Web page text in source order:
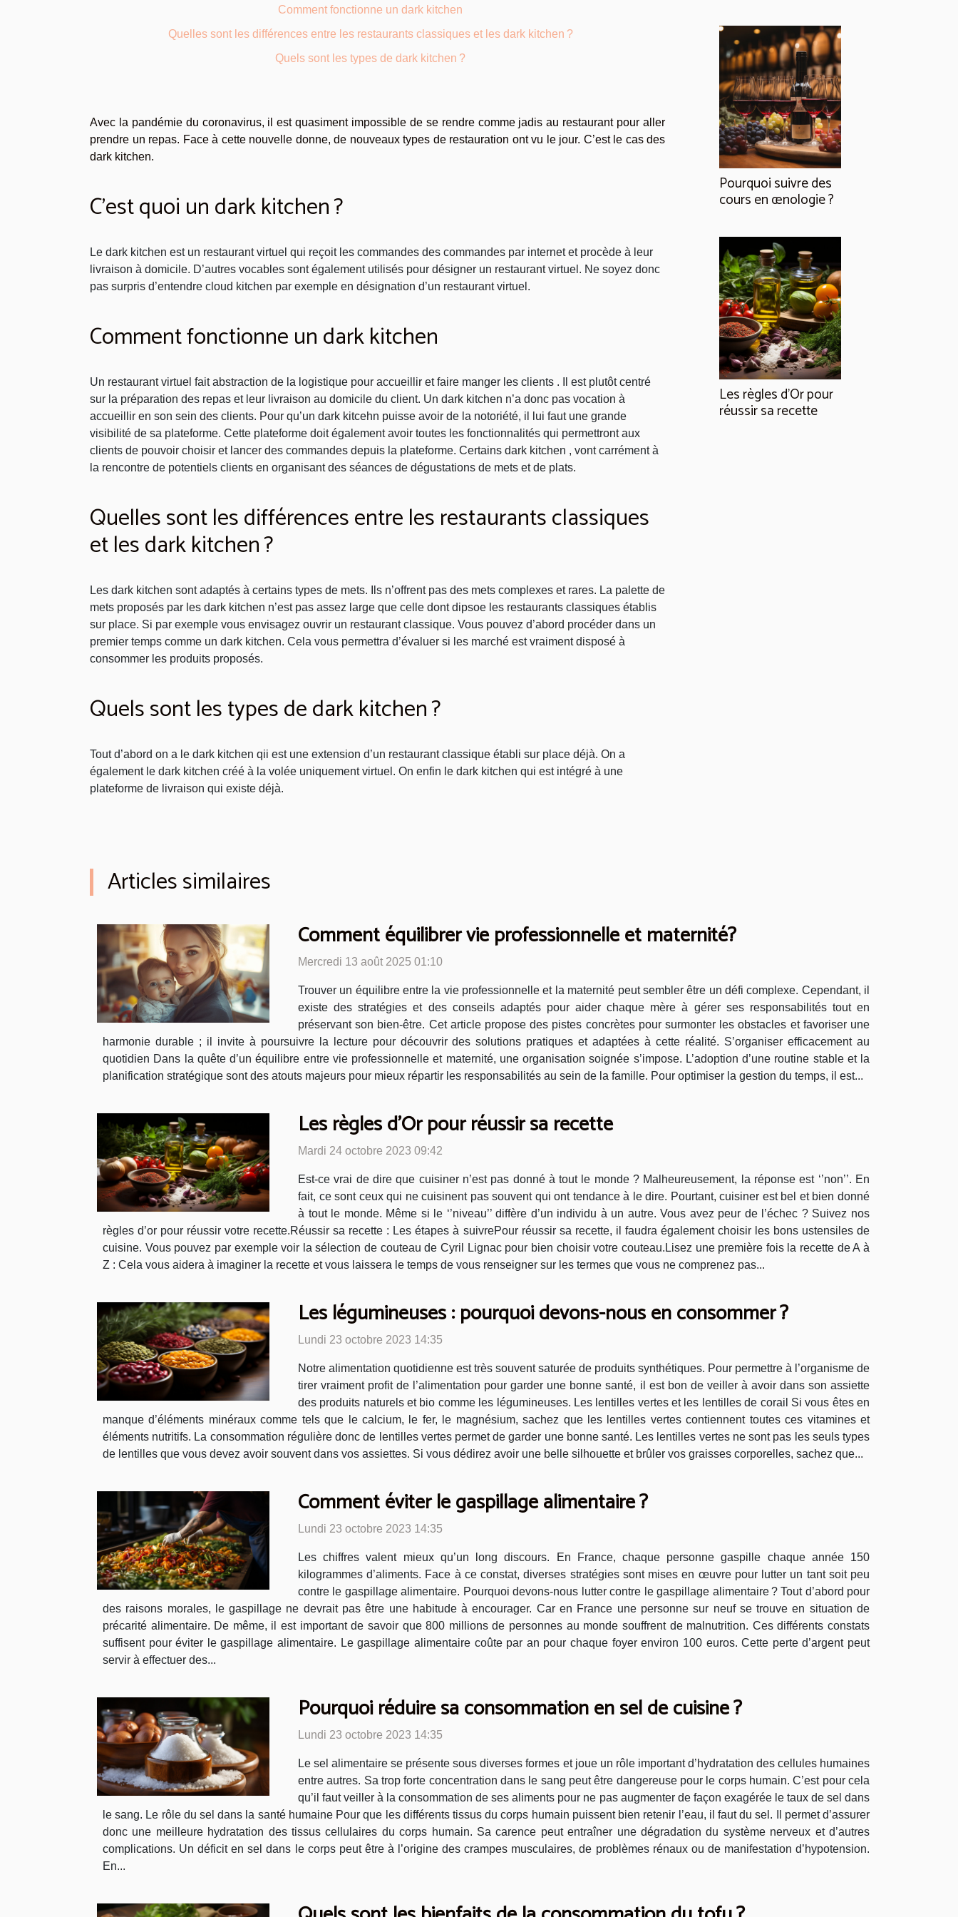
Comment fonctionne un dark kitchen
Quelles sont les différences entre les restaurants classiques et les dark kitchen ?
Quels sont les types de dark kitchen ?
Avec la pandémie du coronavirus, il est quasiment impossible de se rendre comme jadis au restaurant pour aller
prendre un repas. Face à cette nouvelle donne, de nouveaux types de restauration ont vu le jour. C’est le cas des
dark kitchen.
C’est quoi un dark kitchen ?
Le dark kitchen est un restaurant virtuel qui reçoit les commandes des commandes par internet et procède à leur
livraison à domicile. D’autres vocables sont également utilisés pour désigner un restaurant virtuel. Ne soyez donc
pas surpris d’entendre cloud kitchen par exemple en désignation d’un restaurant virtuel.
Comment fonctionne un dark kitchen
Un restaurant virtuel fait abstraction de la logistique pour accueillir et faire manger les clients . Il est plutôt centré
sur la préparation des repas et leur livraison au domicile du client. Un dark kitchen n’a donc pas vocation à
accueillir en son sein des clients. Pour qu’un dark kitcehn puisse avoir de la notoriété, il lui faut une grande
visibilité de sa plateforme. Cette plateforme doit également avoir toutes les fonctionnalités qui permettront aux
clients de pouvoir choisir et lancer des commandes depuis la plateforme. Certains dark kitchen , vont carrément à
la rencontre de potentiels clients en organisant des séances de dégustations de mets et de plats.
Quelles sont les différences entre les restaurants classiques
et les dark kitchen ?
Les dark kitchen sont adaptés à certains types de mets. Ils n’offrent pas des mets complexes et rares. La palette de
mets proposés par les dark kitchen n’est pas assez large que celle dont dipsoe les restaurants classiques établis
sur place. Si par exemple vous envisagez ouvrir un restaurant classique. Vous pouvez d’abord procéder dans un
premier temps comme un dark kitchen. Cela vous permettra d’évaluer si les marché est vraiment disposé à
consommer les produits proposés.
Quels sont les types de dark kitchen ?
Tout d’abord on a le dark kitchen qii est une extension d’un restaurant classique établi sur place déjà. On a
également le dark kitchen créé à la volée uniquement virtuel. On enfin le dark kitchen qui est intégré à une
plateforme de livraison qui existe déjà.
Pourquoi suivre des
cours en œnologie ?
Les règles d’Or pour
réussir sa recette
Articles similaires
Comment équilibrer vie professionnelle et maternité?
Mercredi 13 août 2025 01:10
Trouver un équilibre entre la vie professionnelle et la maternité peut sembler être un défi complexe. Cependant, il
existe des stratégies et des conseils adaptés pour aider chaque mère à gérer ses responsabilités tout en
préservant son bien-être. Cet article propose des pistes concrètes pour surmonter les obstacles et favoriser une
harmonie durable ; il invite à poursuivre la lecture pour découvrir des solutions pratiques et adaptées à cette réalité. S’organiser efficacement au
quotidien Dans la quête d’un équilibre entre vie professionnelle et maternité, une organisation soignée s’impose. L’adoption d’une routine stable et la
planification stratégique sont des atouts majeurs pour mieux répartir les responsabilités au sein de la famille. Pour optimiser la gestion du temps, il est...
Les règles d’Or pour réussir sa recette
Mardi 24 octobre 2023 09:42
Est-ce vrai de dire que cuisiner n’est pas donné à tout le monde ? Malheureusement, la réponse est ‘’non’’. En
fait, ce sont ceux qui ne cuisinent pas souvent qui ont tendance à le dire. Pourtant, cuisiner est bel et bien donné
à tout le monde. Même si le ‘’niveau’’ diffère d’un individu à un autre. Vous avez peur de l’échec ? Suivez nos
règles d’or pour réussir votre recette.Réussir sa recette : Les étapes à suivrePour réussir sa recette, il faudra également choisir les bons ustensiles de
cuisine. Vous pouvez par exemple voir la sélection de couteau de Cyril Lignac pour bien choisir votre couteau.Lisez une première fois la recette de A à
Z : Cela vous aidera à imaginer la recette et vous laissera le temps de vous renseigner sur les termes que vous ne comprenez pas...
Les légumineuses : pourquoi devons-nous en consommer ?
Lundi 23 octobre 2023 14:35
Notre alimentation quotidienne est très souvent saturée de produits synthétiques. Pour permettre à l’organisme de
tirer vraiment profit de l’alimentation pour garder une bonne santé, il est bon de veiller à avoir dans son assiette
des produits naturels et bio comme les légumineuses. Les lentilles vertes et les lentilles de corail Si vous êtes en
manque d’éléments minéraux comme tels que le calcium, le fer, le magnésium, sachez que les lentilles vertes contiennent toutes ces vitamines et
éléments nutritifs. La consommation régulière donc de lentilles vertes permet de garder une bonne santé. Les lentilles vertes ne sont pas les seuls types
de lentilles que vous devez avoir souvent dans vos assiettes. Si vous dédirez avoir une belle silhouette et brûler vos graisses corporelles, sachez que...
Comment éviter le gaspillage alimentaire ?
Lundi 23 octobre 2023 14:35
Les chiffres valent mieux qu’un long discours. En France, chaque personne gaspille chaque année 150
kilogrammes d’aliments. Face à ce constat, diverses stratégies sont mises en œuvre pour lutter un tant soit peu
contre le gaspillage alimentaire. Pourquoi devons-nous lutter contre le gaspillage alimentaire ? Tout d’abord pour
des raisons morales, le gaspillage ne devrait pas être une habitude à encourager. Car en France une personne sur neuf se trouve en situation de
précarité alimentaire. De même, il est important de savoir que 800 millions de personnes au monde souffrent de malnutrition. Ces différents constats
suffisent pour éviter le gaspillage alimentaire. Le gaspillage alimentaire coûte par an pour chaque foyer environ 100 euros. Cette perte d’argent peut
servir à effectuer des...
Pourquoi réduire sa consommation en sel de cuisine ?
Lundi 23 octobre 2023 14:35
Le sel alimentaire se présente sous diverses formes et joue un rôle important d’hydratation des cellules humaines
entre autres. Sa trop forte concentration dans le sang peut être dangereuse pour le corps humain. C’est pour cela
qu’il faut veiller à la consommation de ses aliments pour ne pas augmenter de façon exagérée le taux de sel dans
le sang. Le rôle du sel dans la santé humaine Pour que les différents tissus du corps humain puissent bien retenir l’eau, il faut du sel. Il permet d’assurer
donc une meilleure hydratation des tissus cellulaires du corps humain. Sa carence peut entraîner une dégradation du système nerveux et d’autres
complications. Un déficit en sel dans le corps peut être à l’origine des crampes musculaires, de problèmes rénaux ou de manifestation d’hypotension.
En...